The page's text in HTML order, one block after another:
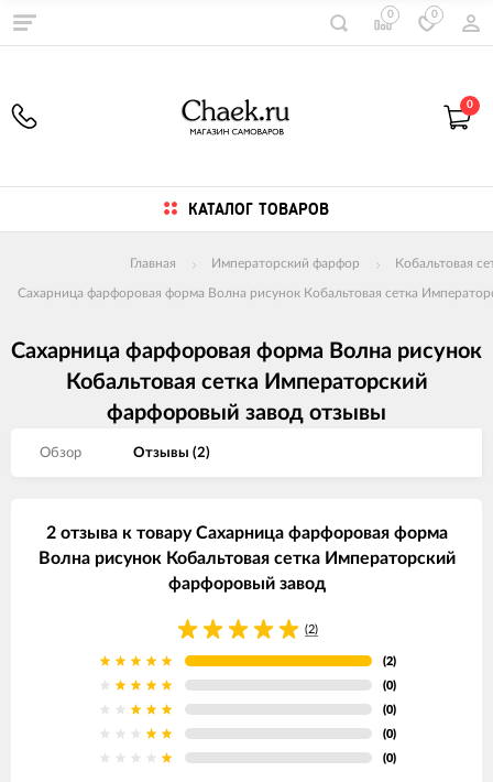
0 0
0
КАТАЛОГ ТОВАРОВ
Главная Императорский фарфор Кобальтовая
Сахарница фарфоровая форма Волна рисунок Кобальтовая сетка
Сахарница фарфоровая форма Волна рисунок
Кобальтовая сетка Императорский
фарфоровый завод отзывы
Обзор Отзывы (2)
2 отзыва к товару Сахарница фарфоровая форма
Волна рисунок Кобальтовая сетка Императорский
фарфоровый завод
(2)
(2)
(0)
(0)
(0)
(0)